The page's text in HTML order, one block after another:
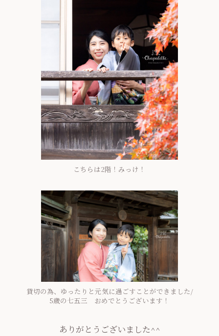
こちらは2階！みっけ！
貸切の為、ゆったりと元気に過ごすことができました/
5歳の七五三 おめでとうございます！
ありがとうございました^^